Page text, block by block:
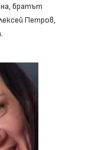
братът
Петров,